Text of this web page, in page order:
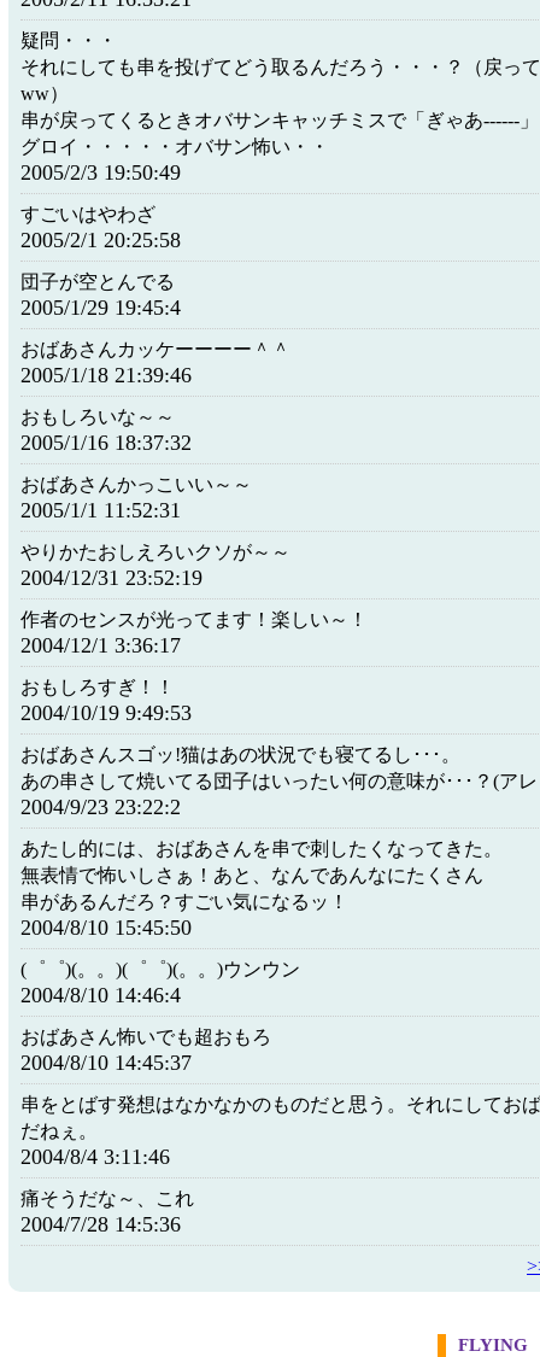
疑問・・・
それにしても串を投げてどう取るんだろう・・・？（戻っ
ww）
串が戻ってくるときオバサンキャッチミスで「ぎゃあ------
グロイ・・・・・オバサン怖い・・
2005/2/3 19:50:49
すごいはやわざ
2005/2/1 20:25:58
団子が空とんでる
2005/1/29 19:45:4
おばあさんカッケーーーー＾＾
2005/1/18 21:39:46
おもしろいな～～
2005/1/16 18:37:32
おばあさんかっこいい～～
2005/1/1 11:52:31
やりかたおしえろいクソが～～
2004/12/31 23:52:19
作者のセンスが光ってます！楽しい～！
2004/12/1 3:36:17
おもしろすぎ！！
2004/10/19 9:49:53
おばあさんスゴッ!猫はあの状況でも寝てるし･･･。
あの串さして焼いてる団子はいったい何の意味が･･･？(ア
2004/9/23 23:22:2
あたし的には、おばあさんを串で刺したくなってきた。
無表情で怖いしさぁ！あと、なんであんなにたくさん
串があるんだろ？すごい気になるッ！
2004/8/10 15:45:50
(゜゜)(。。)(゜゜)(。。)ウンウン
2004/8/10 14:46:4
おばあさん怖いでも超おもろ
2004/8/10 14:45:37
串をとばす発想はなかなかのものだと思う。それにしてお
だねぇ。
2004/8/4 3:11:46
痛そうだな～、これ
2004/7/28 14:5:36
FLYING